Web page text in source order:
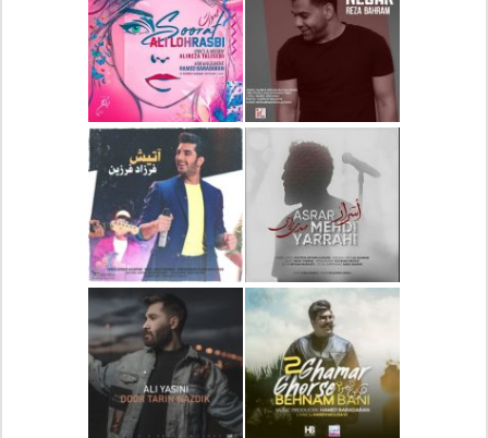
خسروی بنام مونولوگ
قربانی بنام خیال خوش
دانلود آهنگ جدید رضا
بهرام بنام نگار
دانلود آهنگ جدید علی
لهراسبی بنام صورت
دانلود آهنگ جدید مهدی
یراحی بنام اسرار
دانلود آهنگ جدید فرزاد
فرزین بنام آتیش